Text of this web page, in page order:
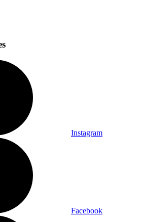
Instagram
Facebook